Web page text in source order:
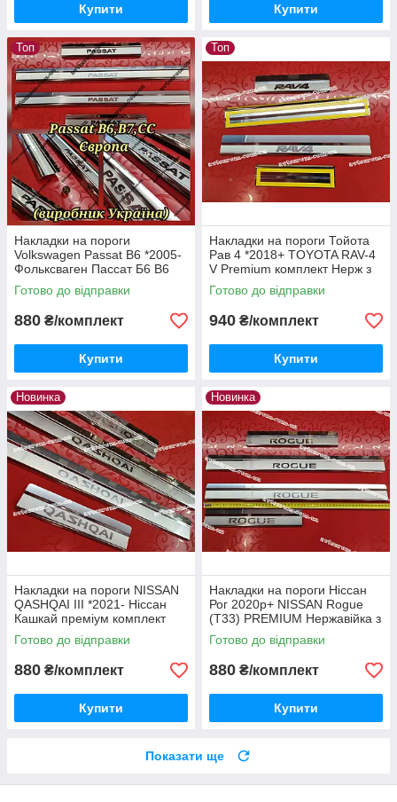
Купити Купити
Топ
Накладки на пороги
Volkswagen Passat B6 *2005-
Фольксваген Пассат Б6 В6
преміум нержавійка з
логотипом 4одиниці
Готово до відправки
880 ₴/комплект
Купити
Топ
Накладки на пороги Тойота
Рав 4 *2018+ TOYOTA RAV-4
V Premium комплект Нерж з
логотипом 4одиниці
Туреччина
Готово до відправки
940 ₴/комплект
Купити
Новинка
Накладки на пороги NISSAN
QASHQAI III *2021- Ніссан
Кашкай преміум комплект
нерж 4один
Готово до відправки
880 ₴/комплект
Купити
Новинка
Накладки на пороги Ніссан
Рог 2020р+ NISSAN Rogue
(T33) PREMIUM Нержавійка з
логотипом комплект 4
одиниці Україна
Готово до відправки
880 ₴/комплект
Купити
Показати ще